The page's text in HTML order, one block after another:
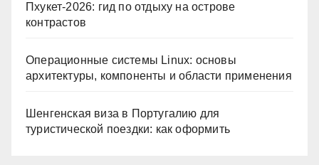
Пхукет-2026: гид по отдыху на острове
контрастов
Операционные системы Linux: основы
архитектуры, компоненты и области применения
Шенгенская виза в Португалию для
туристической поездки: как оформить